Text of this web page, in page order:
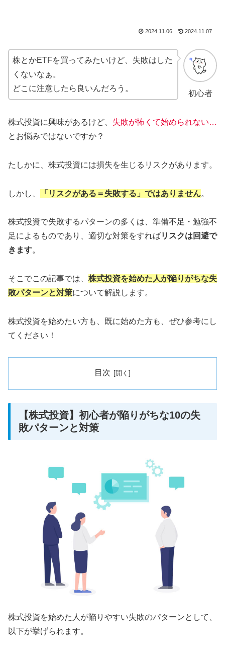
2024.11.06 2024.11.07
初心者
株とかETFを買ってみたいけど、失敗はした
くないなぁ。
どこに注意したら良いんだろう。
株式投資に興味があるけど、 失敗が怖くて始められない…
とお悩みではないですか？
たしかに、株式投資には損失を生じるリスクがあります。
しかし、 「リスクがある＝失敗する 」 ではありません。
株式投資で失敗するパターンの多くは、準備不足・勉強不
足によるものであり、適切な対策をすればリスクは回避で
きます。
そこでこの記事では、 株式投資を始めた 人が陥りがちな失
敗パターンと対策について解説します。
株式投資を始めたい方も、既に始めた方も、ぜひ参考にし
てください！
目次
【株式投資】初心者が陥りがちな10の失
敗パターンと対策
株式投資を始めた人が陥りやすい失敗のパターンとして、
以下が挙げられます。